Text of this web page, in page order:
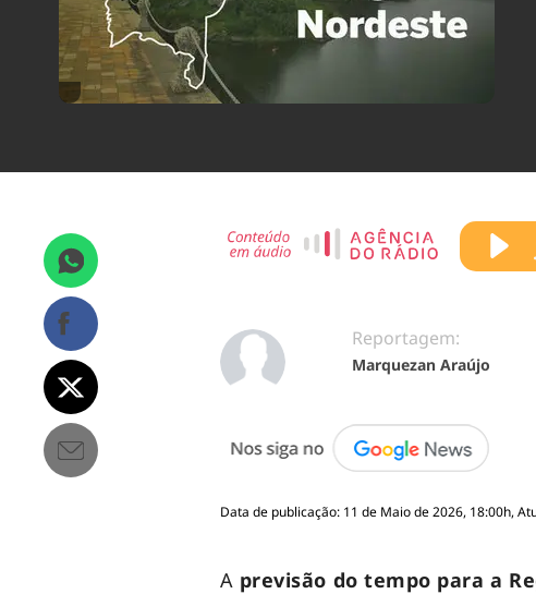
Reportagem:
Marquezan Araújo
Data de publicação: 11 de Maio de 2026, 18:00h,
A previsão do tempo para a